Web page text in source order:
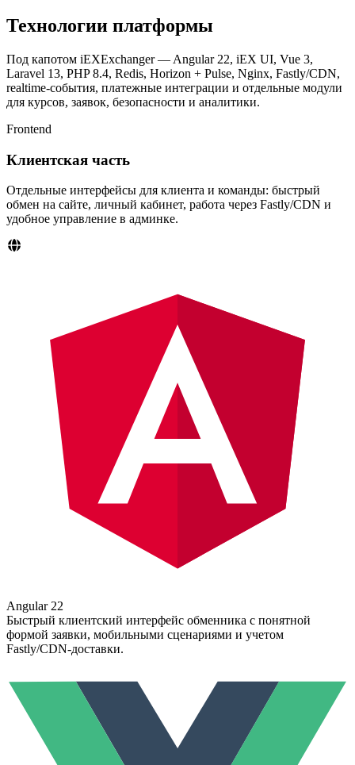
Технологии платформы
Под капотом iEXExchanger — Angular 22, iEX UI, Vue 3,
Laravel 13, PHP 8.4, Redis, Horizon + Pulse, Nginx, Fastly/CDN,
realtime-события, платежные интеграции и отдельные модули
для курсов, заявок, безопасности и аналитики.
Frontend
Клиентская часть
Отдельные интерфейсы для клиента и команды: быстрый
обмен на сайте, личный кабинет, работа через Fastly/CDN и
удобное управление в админке.
Angular 22
Быстрый клиентский интерфейс обменника с понятной
формой заявки, мобильными сценариями и учетом
Fastly/CDN-доставки.